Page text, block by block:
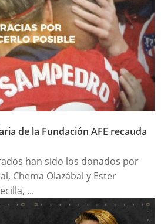
de la Fundación AFE recauda
han sido los donados por
Chema Olazábal y Ester
...